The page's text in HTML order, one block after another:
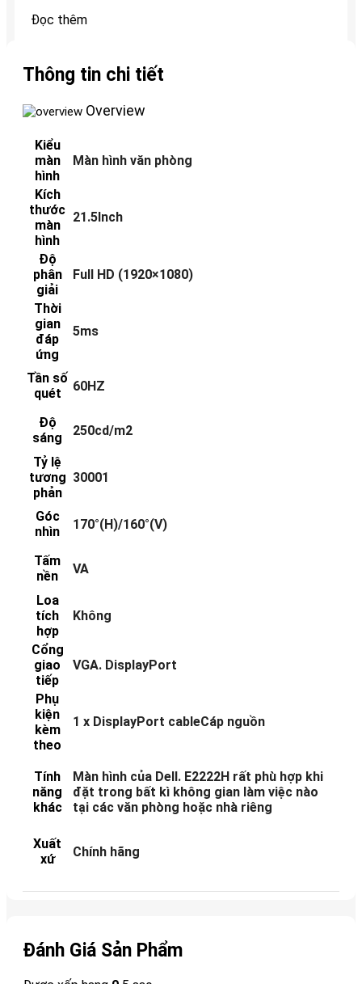
Đọc thêm
Thông tin chi tiết
Overview
Kiểu
màn
hình
Màn hình văn phòng
Kích
thước
màn
hình
21.5Inch
Độ
phân
giải
Full HD (1920×1080)
Thời
gian
đáp
ứng
5ms
Tần số
quét
60HZ
Độ
sáng
250cd/m2
Tỷ lệ
tương
phản
30001
Góc
nhìn
170°(H)/160°(V)
Tấm
nền
VA
Loa
tích
hợp
Không
Cổng
giao
tiếp
VGA. DisplayPort
Phụ
kiện
kèm
theo
1 x DisplayPort cableCáp nguồn
Tính
năng
khác
Màn hình của Dell. E2222H rất phù hợp khi
đặt trong bất kì không gian làm việc nào
tại các văn phòng hoặc nhà riêng
Xuất
xứ
Chính hãng
Đánh Giá Sản Phẩm